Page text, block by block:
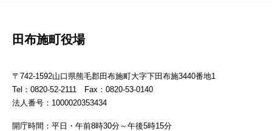
田布施町役場
〒742-1592山口県熊毛郡田布施町大字下田布施3440番地1
Tel：0820-52-2111 Fax：0820-53-0140
法人番号：1000020353434
開庁時間：平日・午前8時30分～午後5時15分